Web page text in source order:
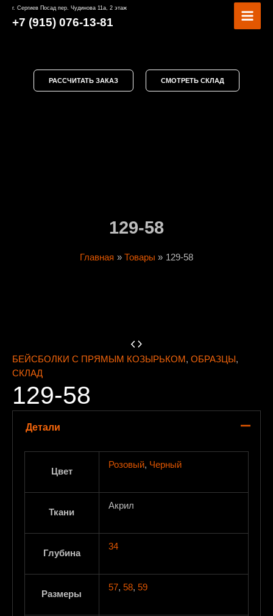
Перейти
г. Сергиев Посад пер. Чудинова 11а, 2 этаж
+7 (915) 076-13-81
РАССЧИТАТЬ ЗАКАЗ СМОТРЕТЬ СКЛАД
129-58
Главная Товары 129-58
БЕЙСБОЛКИ С ПРЯМЫМ КОЗЫРЬКОМ , ОБРАЗЦЫ ,
СКЛАД
129-58
Детали
Цвет
Розовый, Черный
Ткани
Акрил
Глубина
34
Размеры
57, 58, 59